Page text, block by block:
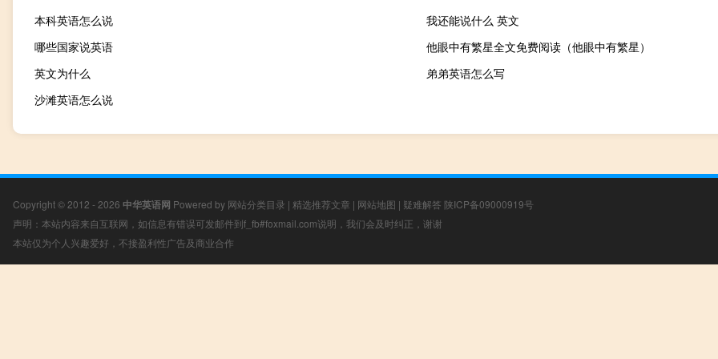
本科英语怎么说
我还能说什么 英文
哪些国家说英语
他眼中有繁星全文免费阅读（他眼中有繁星）
英文为什么
弟弟英语怎么写
沙滩英语怎么说
Copyright © 2012 - 2026 中华英语网 Powered by 网站分类目录 | 精选推荐文章 | 网站地图 | 疑难解答 陕ICP备09000919号
声明：本站内容来自互联网，如信息有错误可发邮件到f_fb#foxmail.com说明，我们会及时纠正，谢谢
本站仅为个人兴趣爱好，不接盈利性广告及商业合作